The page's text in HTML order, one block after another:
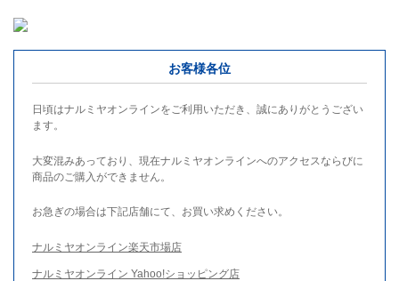
お客様各位
日頃はナルミヤオンラインをご利用いただき、誠にありがとうござい
ます。
大変混みあっており、現在ナルミヤオンラインへのアクセスならびに
商品のご購入ができません。
お急ぎの場合は下記店舗にて、お買い求めください。
ナルミヤオンライン楽天市場店
ナルミヤオンライン Yahoo!ショッピング店